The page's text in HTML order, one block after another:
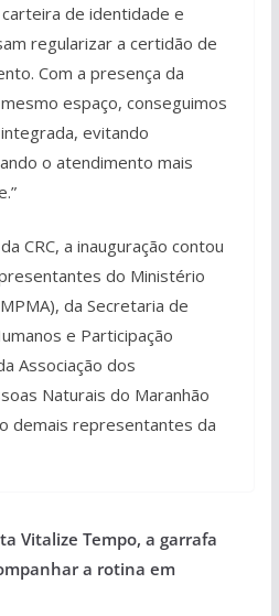
de identidade e
regularizar a certidão de
Com a presença da
espaço, conseguimos
evitando
o atendimento mais
CRC, a inauguração contou
do Ministério
da Secretaria de
e Participação
Associação dos
Naturais do Maranhão
demais representantes da
Vitalize Tempo, a garrafa
a rotina em